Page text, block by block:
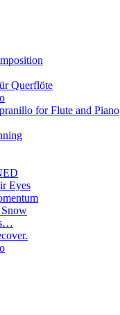
Querflöte
for Flute and Piano
Eyes